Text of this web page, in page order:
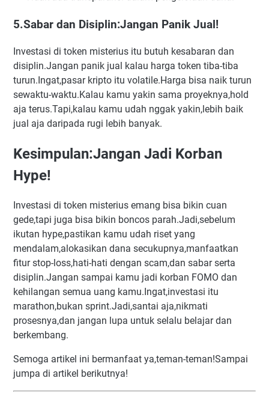
5.Sabar dan Disiplin:Jangan Panik Jual!
Investasi di token misterius itu butuh kesabaran dan
disiplin.Jangan panik jual kalau harga token tiba-tiba
turun.Ingat,pasar kripto itu volatile.Harga bisa naik turun
sewaktu-waktu.Kalau kamu yakin sama proyeknya,hold
aja terus.Tapi,kalau kamu udah nggak yakin,lebih baik
jual aja daripada rugi lebih banyak.
Kesimpulan:Jangan Jadi Korban
Hype!
Investasi di token misterius emang bisa bikin cuan
gede,tapi juga bisa bikin boncos parah.Jadi,sebelum
ikutan hype,pastikan kamu udah riset yang
mendalam,alokasikan dana secukupnya,manfaatkan
fitur stop-loss,hati-hati dengan scam,dan sabar serta
disiplin.Jangan sampai kamu jadi korban FOMO dan
kehilangan semua uang kamu.Ingat,investasi itu
marathon,bukan sprint.Jadi,santai aja,nikmati
prosesnya,dan jangan lupa untuk selalu belajar dan
berkembang.
Semoga artikel ini bermanfaat ya,teman-teman!Sampai
jumpa di artikel berikutnya!